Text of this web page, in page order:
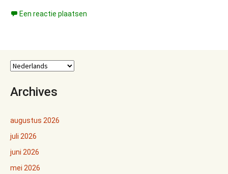
Een reactie plaatsen
Archives
augustus 2026
juli 2026
juni 2026
mei 2026